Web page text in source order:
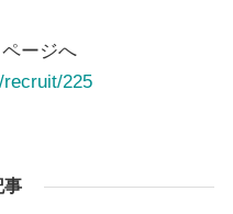
ージへ
225
事